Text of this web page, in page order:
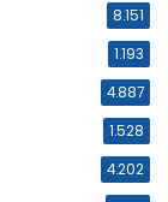
8.151
1.193
4.887
1.528
4.202